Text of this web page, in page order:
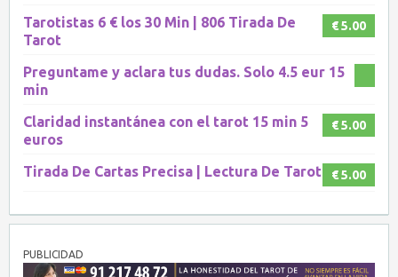
€ 5.00
Tarotistas 6 € los 30 Min | 806 Tirada De
Tarot
Preguntame y aclara tus dudas. Solo 4.5 eur 15
min
€ 5.00
Claridad instantánea con el tarot 15 min 5
euros
€ 5.00
Tirada De Cartas Precisa | Lectura De Tarot
PUBLICIDAD